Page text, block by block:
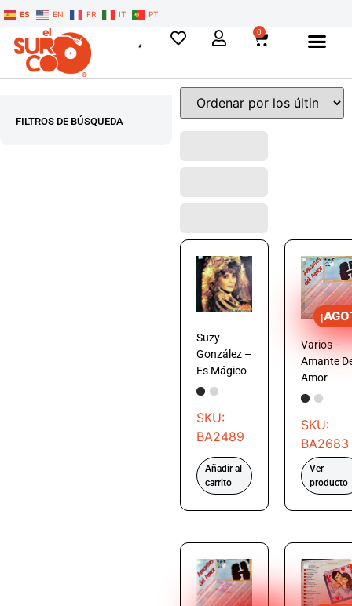
ES EN FR IT PT
0
FILTROS DE BÚSQUEDA
Suzy
González –
Es Mágico
SKU:
BA2489
Añadir al
carrito
Varios –
Amante
Amor
SKU:
BA2683
Ver
producto